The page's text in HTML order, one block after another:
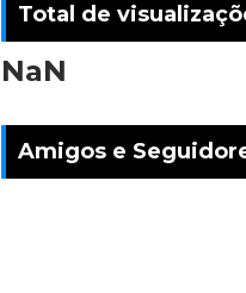
Total de
NaN
Amigos e